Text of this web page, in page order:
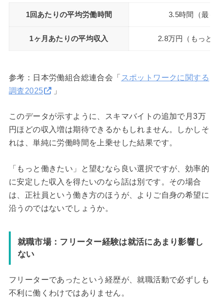
1回あたりの平均労働時間 3.5時間（最も
1ヶ月あたりの平均収入 2.8万円（もっと
参考：日本労働組合総連合会「 スポットワークに関する
調査2025
」
このデータが示すように、スキマバイトの追加で月3万
円ほどの収入増は期待できるかもしれません。しかしそ
れは、単純に労働時間を上乗せした結果です。
「もっと働きたい」と望むなら良い選択ですが、効率的
に安定した収入を得たいのなら話は別です。その場合
は、正社員という働き方のほうが、よりご自身の希望に
沿うのではないでしょうか。
就職市場：フリーター経験は就活にあまり影響し
ない
フリーターであったという経歴が、就職活動で必ずしも
不利に働くわけではありません。